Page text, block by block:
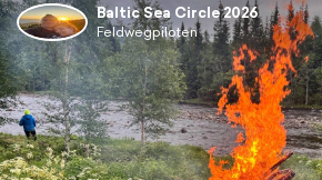
Baltic Sea Circle 2026
Feldwegpiloten